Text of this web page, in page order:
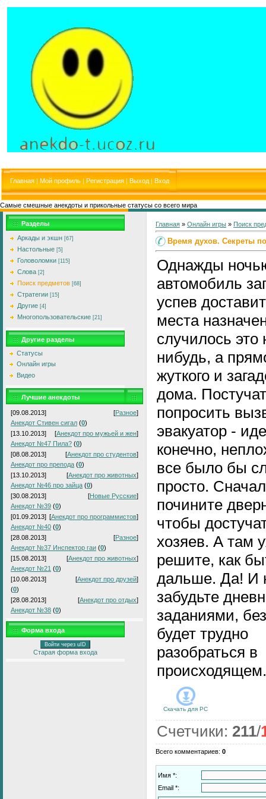
Главная | Мой профиль | Регистрация | Выход | Вход
Самые смешные анекдоты и прикольные статусы со всего мира
Разделы
Аркады и экшн [67]
Настольные [5]
Головоломки [115]
Слова [2]
Поиск предметов [68]
Стратегии [15]
Другие [4]
Многопользовательские [21]
Другие разделы
Статусы
Онлайн игры
Видео
Лучшие анекдоты
[09.08.2013] [Разное]
Анекдот Стивен сигал (0)
[13.10.2013]
[Анекдот про мужьей и жен]
Анекдот №47 Пила? (0)
[08.08.2013]
[Анекдот про студентов]
Анекдот про препода (0)
[13.10.2013]
[Анекдот про животных]
Анекдот №46 про зайца (0)
[30.08.2013]
[Новые Русские]
Анекдот №39 (0)
[01.09.2013] [Анекдот про программистов]
Анекдот №40 (0)
[28.08.2013]
[Разное]
Анекдот №37 Инспектор гаи (0)
[15.08.2013]
[Анекдот про животных]
Анекдот №21 (0)
[10.08.2013]
[Анекдот про друзей]
(0)
[28.08.2013]
[Анекдот про отдых]
Анекдот №38 (0)
Форма входа
Войти через uID
Старая форма входа
Главная » Онлайн игры » Поиск
Время духов. Секреты
Однажды
автомобиль
успев
места
случилось это
нибудь, а
жуткого и
дома.
попросить
эвакуатор -
конечно,
все было бы
просто.
почините
чтобы
хозяев. А там
решите, как
дальше. Да! И
забудьте
заданиями,
будет трудно
разобраться в
Скачать для PC
Счетчики: 211/
Всего комментариев: 0
Имя *:
Email *: